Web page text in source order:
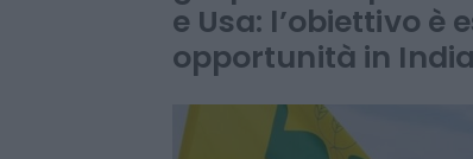
Il boom è il
tecnologia nei
geopolitiche però
e Usa: l’obiettivo è